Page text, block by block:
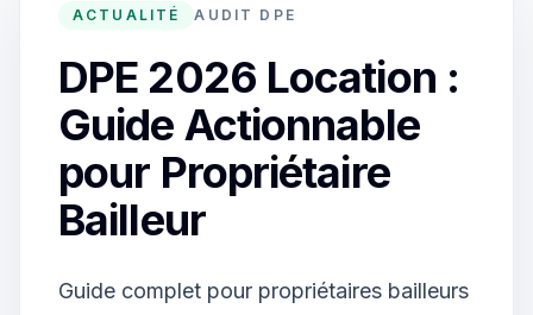
ACTUALITÉ AUDIT DPE
DPE 2026 Location :
Guide Actionnable
pour Propriétaire
Bailleur
Guide complet pour propriétaires bailleurs